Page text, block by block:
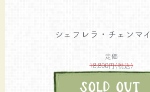
シェフレラ・チェンマイ
定価
18,800円(税込)